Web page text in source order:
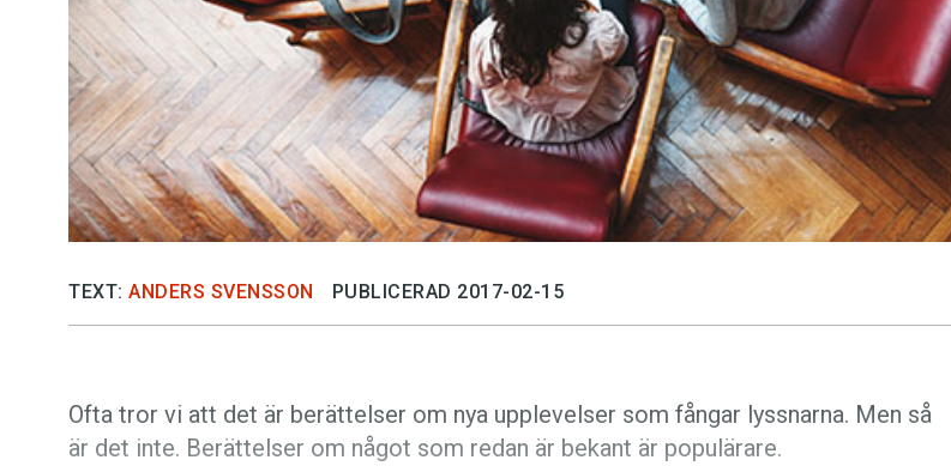
Prenumerera
Läs Språktidningen digitalt
Press
TEXT: ANDERS SVENSSON PUBLICERAD 2017-02-15
Ofta tror vi att det är berättelser om nya upplevelser som fångar lyssnarna. Men så
är det inte. Berättelser om något som redan är bekant är populärare.